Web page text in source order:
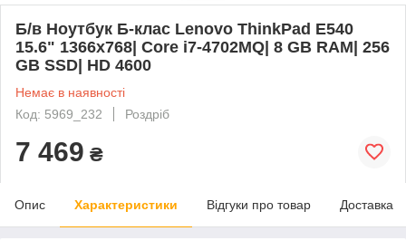
Б/в Ноутбук Б-клас Lenovo ThinkPad E540
15.6" 1366x768| Core i7-4702MQ| 8 GB RAM| 256
GB SSD| HD 4600
Немає в наявності
Код: 5969_232
Роздріб
7 469 ₴
Опис Характеристики Відгуки про товар Доставка